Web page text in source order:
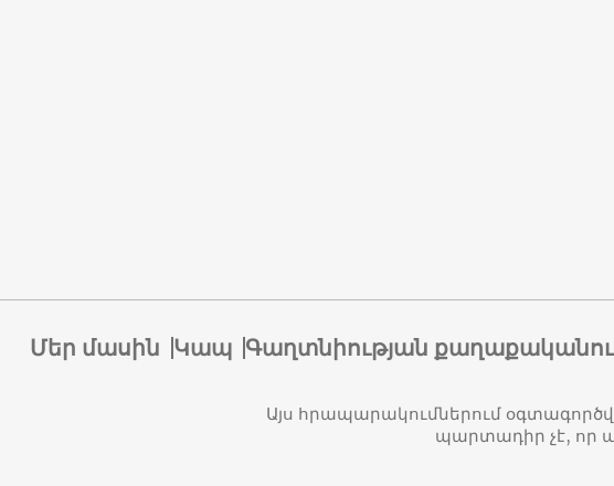
Մեր մասին Կապ Գաղտնիության
Այս հրապարակումներում
պարտադիր չէ, որ